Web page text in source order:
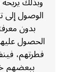
الوصول إلى
بدون
الحصول
فطرتهم،
ببعضهم